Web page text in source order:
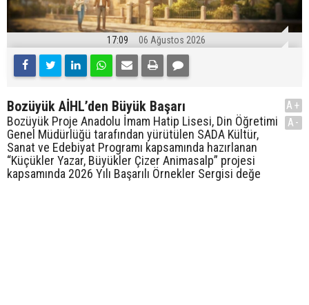
17:09 06 Ağustos 2026
Bozüyük AİHL’den Büyük Başarı
Bozüyük Proje Anadolu İmam Hatip Lisesi, Din Öğretimi
Genel Müdürlüğü tarafından yürütülen SADA Kültür,
Sanat ve Edebiyat Programı kapsamında hazırlanan
“Küçükler Yazar, Büyükler Çizer Animasalp” projesi
kapsamında 2026 Yılı Başarılı Örnekler Sergisi değe
A+
A-